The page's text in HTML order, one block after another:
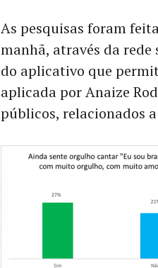
As pesquisas foram
manhã, através da
do aplicativo que
aplicada por Anaize
públicos, relacionados